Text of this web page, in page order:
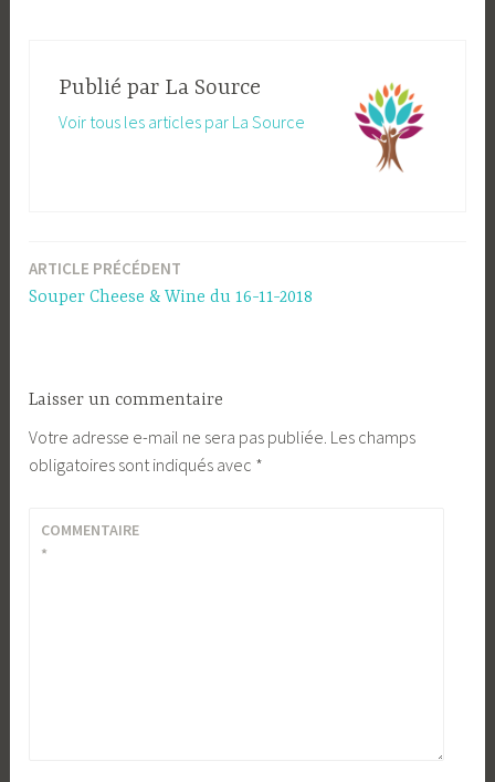
Publié par La Source
Voir tous les articles par La Source
Navigation
ARTICLE PRÉCÉDENT
Souper Cheese & Wine du 16-11-2018
Laisser un commentaire
Votre adresse e-mail ne sera pas publiée. Les champs
obligatoires sont indiqués avec *
COMMENTAIRE
*